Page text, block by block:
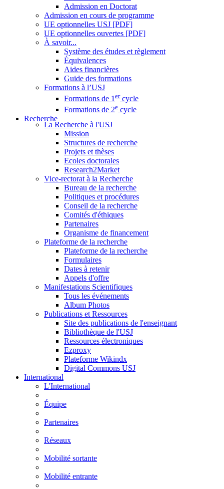
Admission en Doctorat
Admission en cours de programme
UE optionnelles USJ [PDF]
UE optionnelles ouvertes [PDF]
À savoir...
Système des études et règlement
Équivalences
Aides financières
Guide des formations
Formations à l’USJ
Formations de 1 ercycle
Formations de 2e cycle
Recherche
La Recherche à l'USJ
Mission
Structures de recherche
Projets et thèses
Ecoles doctorales
Research2Market
Vice-rectorat à la Recherche
Bureau de la recherche
Politiques et procédures
Conseil de la recherche
Comités d'éthiques
Partenaires
Organisme de financement
Plateforme de la recherche
Plateforme de la recherche
Formulaires
Dates à retenir
Appels d'offre
Manifestations Scientifiques
Tous les événements
Album Photos
Publications et Ressources
Site des publications de l'enseignant
Bibliothèque de l'USJ
Ressources électroniques
Ezproxy
Plateforme Wikindx
Digital Commons USJ
International
L'International
Équipe
Partenaires
Réseaux
Mobilité sortante
Mobilité entrante